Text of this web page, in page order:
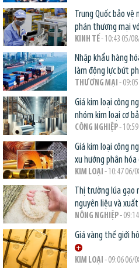
Trung Quốc bảo
phán thương mại với
KINH TẾ- 10:43 05/
Nhập khẩu hàng
làm động lực bứt
THƯƠNG MẠI -
Giá kim loại công
nhóm kim loại cơ
CÔNG NGHIỆP-
Giá kim loại công
xu hướng phân hóa
KIM LOẠI - 10:47 06/
Thị trường lúa gạo
nguyên liệu và
NÔNG NGHIỆP-
Giá vàng thế giới
KIM LOẠI - 09:06 06/